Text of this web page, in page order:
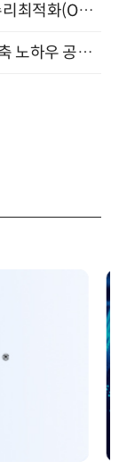
[올쇼TV] AI 시대의 의사결정을 바꾸는 수리최적화(Optimization) 소개 (8/20 생방송)
"AI 핀옵스 시스템과 토큰 관리시스템 구축 노하우 공개" 잠실 한국광고문화회관 2층 대회의실 (8/21)